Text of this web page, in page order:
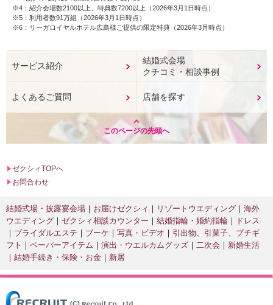
4：紹介会場数2100以上、特典数7200以上（2026年3月1日時点）
5：利用者数91万組（2026年3月1日時点）
6：リーガロイヤルホテル広島様ご提供の限定特典（2026年3月時点）
サービス紹介
結婚式会場
クチコミ・相談事例
よくあるご質問 店舗を探す
このページの先頭へ
ゼクシィTOPへ
お問合わせ
結婚式場・披露宴会場 お届けゼクシィ リゾートウエディング
海外
ウエディング
ゼクシィ相談カウンター 結婚指輪・婚約指輪
ドレス
ブライダルエステ
ブーケ 写真・ビデオ
引出物、引菓子、プチギ
フト
ペーパーアイテム 演出・ウエルカムグッズ 二次会
新婚生活
結婚手続き・保険・お金
新居